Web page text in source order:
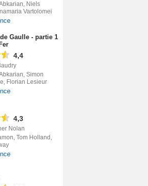
Niels
Vartolomei
Gaulle - partie 1
4,4
Simon
Florian Lesieur
4,3
Nolan
Tom Holland,